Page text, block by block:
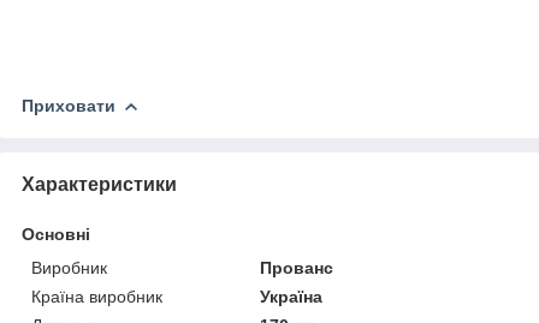
Приховати
Характеристики
Основні
Виробник
Прованс
Країна виробник
Україна